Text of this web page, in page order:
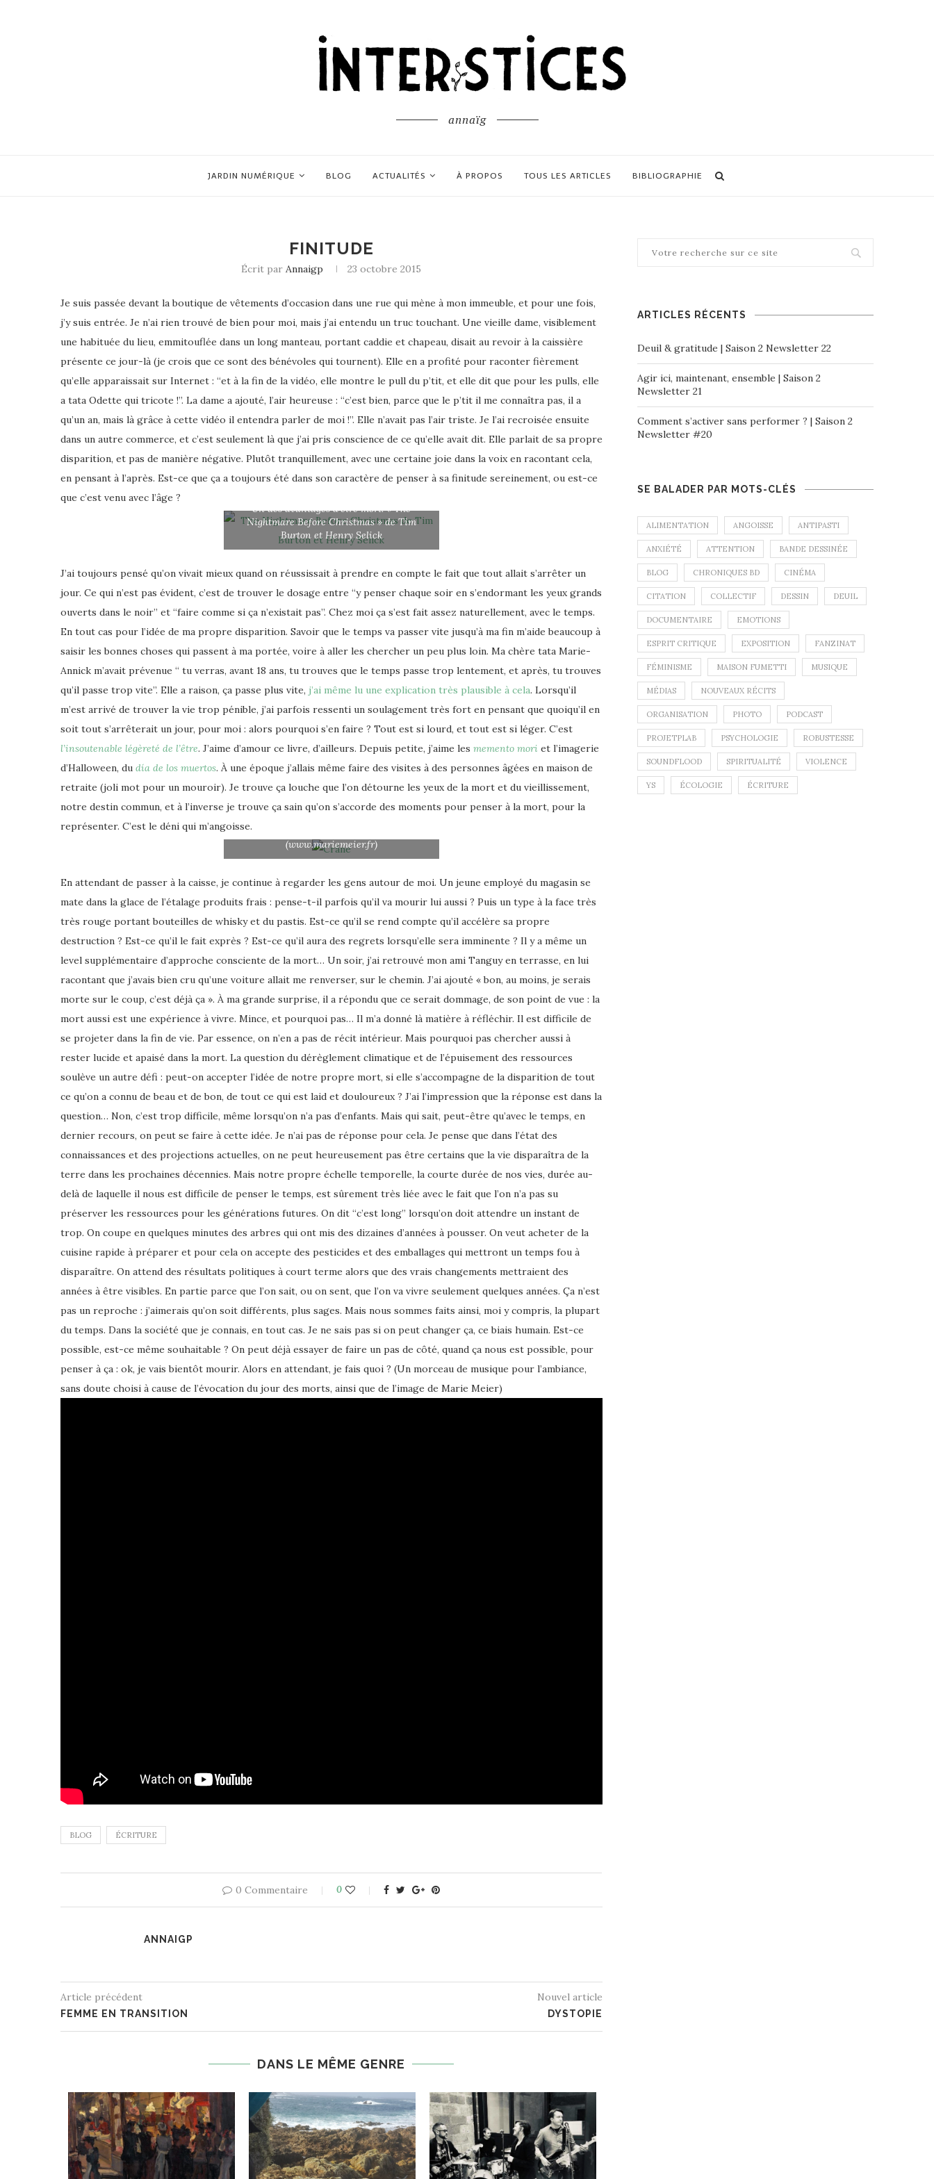
annaïg
JARDIN NUMÉRIQUE BLOG ACTUALITÉS À PROPOS TOUS LES ARTICLES BIBLIOGRAPHIE
FINITUDE
Écrit parAnnaigp 23 octobre 2015
Je suis passée devant la boutique de vêtements d’occasion dans une rue qui mène à mon immeuble, et pour une fois,
j’y suis entrée. Je n’ai rien trouvé de bien pour moi, mais j’ai entendu un truc touchant. Une vieille dame, visiblement
une habituée du lieu, emmitouflée dans un long manteau, portant caddie et chapeau, disait au revoir à la caissière
présente ce jour-là (je crois que ce sont des bénévoles qui tournent). Elle en a profité pour raconter fièrement
qu’elle apparaissait sur Internet : “et à la fin de la vidéo, elle montre le pull du p’tit, et elle dit que pour les pulls, elle
a tata Odette qui tricote !”. La dame a ajouté, l’air heureuse : “c’est bien, parce que le p’tit il me connaîtra pas, il a
qu’un an, mais là grâce à cette vidéo il entendra parler de moi !”. Elle n’avait pas l’air triste. Je l’ai recroisée ensuite
dans un autre commerce, et c’est seulement là que j’ai pris conscience de ce qu’elle avait dit. Elle parlait de sa propre
disparition, et pas de manière négative. Plutôt tranquillement, avec une certaine joie dans la voix en racontant cela,
en pensant à l’après. Est-ce que ça a toujours été dans son caractère de penser à sa finitude sereinement, ou est-ce
que c’est venu avec l’âge ?
Un des avantages d’être mort. « The
Nightmare Before Christmas » de Tim
Burton et Henry Selick
J’ai toujours pensé qu’on vivait mieux quand on réussissait à prendre en compte le fait que tout allait s’arrêter un
jour. Ce qui n’est pas évident, c’est de trouver le dosage entre “y penser chaque soir en s’endormant les yeux grands
ouverts dans le noir” et “faire comme si ça n’existait pas”. Chez moi ça s’est fait assez naturellement, avec le temps.
En tout cas pour l’idée de ma propre disparition. Savoir que le temps va passer vite jusqu’à ma fin m’aide beaucoup à
saisir les bonnes choses qui passent à ma portée, voire à aller les chercher un peu plus loin. Ma chère tata Marie-
Annick m’avait prévenue “ tu verras, avant 18 ans, tu trouves que le temps passe trop lentement, et après, tu trouves
qu’il passe trop vite”. Elle a raison, ça passe plus vite, j’ai même lu une explication très plausible à cela. Lorsqu’il
m’est arrivé de trouver la vie trop pénible, j’ai parfois ressenti un soulagement très fort en pensant que quoiqu’il en
soit tout s’arrêterait un jour, pour moi : alors pourquoi s’en faire ? Tout est si lourd, et tout est si léger. C’est
l’insoutenable légèreté de l’être. J’aime d’amour ce livre, d’ailleurs. Depuis petite, j’aime les memento mori et l’imagerie
d’Halloween, du día de los muertos. À une époque j’allais même faire des visites à des personnes âgées en maison de
retraite (joli mot pour un mouroir). Je trouve ça louche que l’on détourne les yeux de la mort et du vieillissement,
notre destin commun, et à l’inverse je trouve ça sain qu’on s’accorde des moments pour penser à la mort, pour la
représenter. C’est le déni qui m’angoisse.Crâne « Memento Mori » de Marie Meier
(www.mariemeier.fr)
En attendant de passer à la caisse, je continue à regarder les gens autour de moi. Un jeune employé du magasin se
mate dans la glace de l’étalage produits frais : pense-t-il parfois qu’il va mourir lui aussi ? Puis un type à la face très
très rouge portant bouteilles de whisky et du pastis. Est-ce qu’il se rend compte qu’il accélère sa propre
destruction ? Est-ce qu’il le fait exprès ? Est-ce qu’il aura des regrets lorsqu’elle sera imminente ? Il y a même un
level supplémentaire d’approche consciente de la mort… Un soir, j’ai retrouvé mon ami Tanguy en terrasse, en lui
racontant que j’avais bien cru qu’une voiture allait me renverser, sur le chemin. J’ai ajouté « bon, au moins, je serais
morte sur le coup, c’est déjà ça ». À ma grande surprise, il a répondu que ce serait dommage, de son point de vue : la
mort aussi est une expérience à vivre. Mince, et pourquoi pas… Il m’a donné là matière à réfléchir. Il est difficile de
se projeter dans la fin de vie. Par essence, on n’en a pas de récit intérieur. Mais pourquoi pas chercher aussi à
rester lucide et apaisé dans la mort. La question du dérèglement climatique et de l’épuisement des ressources
soulève un autre défi : peut-on accepter l’idée de notre propre mort, si elle s’accompagne de la disparition de tout
ce qu’on a connu de beau et de bon, de tout ce qui est laid et douloureux ? J’ai l’impression que la réponse est dans la
question… Non, c’est trop difficile, même lorsqu’on n’a pas d’enfants. Mais qui sait, peut-être qu’avec le temps, en
dernier recours, on peut se faire à cette idée. Je n’ai pas de réponse pour cela. Je pense que dans l’état des
connaissances et des projections actuelles, on ne peut heureusement pas être certains que la vie disparaîtra de la
terre dans les prochaines décennies. Mais notre propre échelle temporelle, la courte durée de nos vies, durée au-
delà de laquelle il nous est difficile de penser le temps, est sûrement très liée avec le fait que l’on n’a pas su
préserver les ressources pour les générations futures. On dit “c’est long” lorsqu’on doit attendre un instant de
trop. On coupe en quelques minutes des arbres qui ont mis des dizaines d’années à pousser. On veut acheter de la
cuisine rapide à préparer et pour cela on accepte des pesticides et des emballages qui mettront un temps fou à
disparaître. On attend des résultats politiques à court terme alors que des vrais changements mettraient des
années à être visibles. En partie parce que l’on sait, ou on sent, que l’on va vivre seulement quelques années. Ça n’est
pas un reproche : j’aimerais qu’on soit différents, plus sages. Mais nous sommes faits ainsi, moi y compris, la plupart
du temps. Dans la société que je connais, en tout cas. Je ne sais pas si on peut changer ça, ce biais humain. Est-ce
possible, est-ce même souhaitable ? On peut déjà essayer de faire un pas de côté, quand ça nous est possible, pour
penser à ça : ok, je vais bientôt mourir. Alors en attendant, je fais quoi ? (Un morceau de musique pour l’ambiance,
sans doute choisi à cause de l’évocation du jour des morts, ainsi que de l’image de Marie Meier)
BLOG ÉCRITURE
0 Commentaire 0
ANNAIGP
Article précédent
FEMME EN TRANSITION
Nouvel article
DYSTOPIE
DANS LE MÊME GENRE
ARTICLES RÉCENTS
Deuil & gratitude | Saison 2 Newsletter 22
Agir ici, maintenant, ensemble | Saison 2
Newsletter 21
Comment s’activer sans performer ? | Saison 2
Newsletter #20
SE BALADER PAR MOTS-CLÉS
ALIMENTATION ANGOISSE ANTIPASTI
ANXIÉTÉ ATTENTION BANDE DESSINÉE
BLOG CHRONIQUES BD CINÉMA
CITATION COLLECTIF DESSIN DEUIL
DOCUMENTAIRE EMOTIONS
ESPRIT CRITIQUE EXPOSITION FANZINAT
FÉMINISME MAISON FUMETTI MUSIQUE
MÉDIAS NOUVEAUX RÉCITS
ORGANISATION PHOTO PODCAST
PROJETPLAB PSYCHOLOGIE ROBUSTESSE
SOUNDFLOOD SPIRITUALITÉ VIOLENCE
YS ÉCOLOGIE ÉCRITURE